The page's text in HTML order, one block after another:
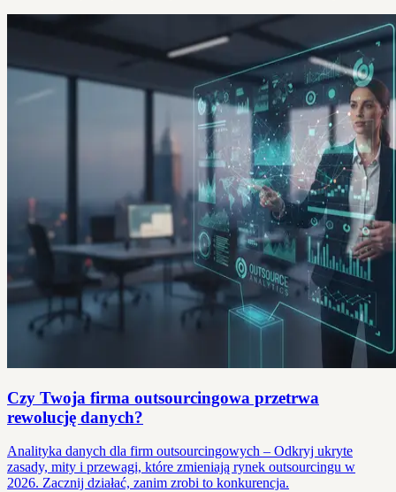
Czy Twoja firma outsourcingowa przetrwa
rewolucję danych?
Analityka danych dla firm outsourcingowych – Odkryj ukryte
zasady, mity i przewagi, które zmieniają rynek outsourcingu w
2026. Zacznij działać, zanim zrobi to konkurencja.